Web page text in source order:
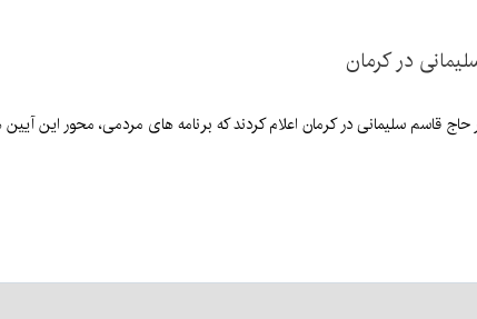
در کرمان
قاسم سلیمانی در کرمان اعلام کردند که برنامه های مردمی، محور این آیین